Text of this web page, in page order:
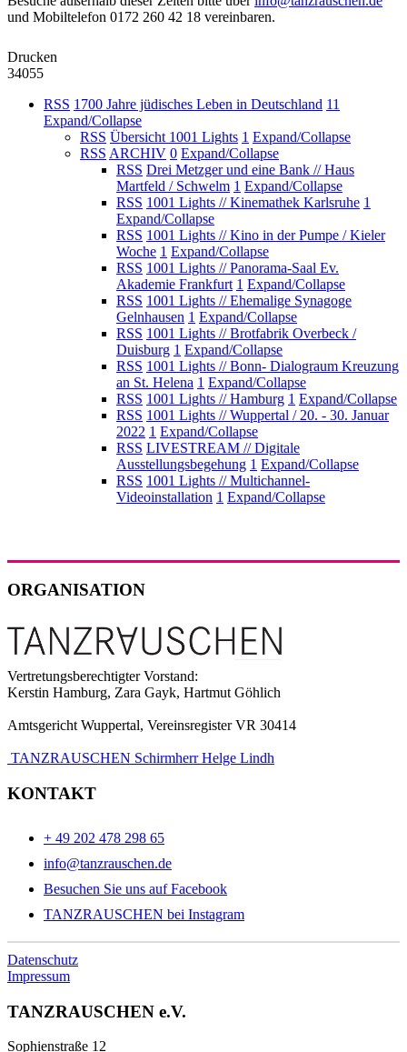
und Mobiltelefon 0172 260 42 18 vereinbaren.
Drucken
34055
RSS 1700 Jahre jüdisches Leben in Deutschland 11
Expand/Collapse
RSS Übersicht 1001 Lights 1 Expand/Collapse
RSS ARCHIV 0 Expand/Collapse
RSS Drei Metzger und eine Bank // Haus
Martfeld / Schwelm 1 Expand/Collapse
RSS 1001 Lights // Kinemathek Karlsruhe 1
Expand/Collapse
RSS 1001 Lights // Kino in der Pumpe / Kieler
Woche 1 Expand/Collapse
RSS 1001 Lights // Panorama-Saal Ev.
Akademie Frankfurt 1 Expand/Collapse
RSS 1001 Lights // Ehemalige Synagoge
Gelnhausen 1 Expand/Collapse
RSS 1001 Lights // Brotfabrik Overbeck /
Duisburg 1 Expand/Collapse
RSS 1001 Lights // Bonn- Dialograum Kreuzung
an St. Helena 1 Expand/Collapse
RSS 1001 Lights // Hamburg 1 Expand/Collapse
RSS 1001 Lights // Wuppertal / 20. - 30. Januar
2022 1 Expand/Collapse
RSS LIVESTREAM // Digitale
Ausstellungsbegehung 1 Expand/Collapse
RSS 1001 Lights // Multichannel-
Videoinstallation 1 Expand/Collapse
ORGANISATION
Vertretungsberechtigter Vorstand:
Kerstin Hamburg, Zara Gayk, Hartmut Göhlich
Amtsgericht Wuppertal, Vereinsregister VR 30414
TANZRAUSCHEN Schirmherr Helge Lindh
KONTAKT
+ 49 202 478 298 65
info@tanzrauschen.de
Besuchen Sie uns auf Facebook
TANZRAUSCHEN bei Instagram
Datenschutz
Impressum
TANZRAUSCHEN e.V.
Sophienstraße 12